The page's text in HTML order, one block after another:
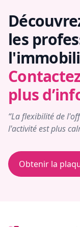
les
plus
“La flexibilité de
l'activité est plus
Obtenir la